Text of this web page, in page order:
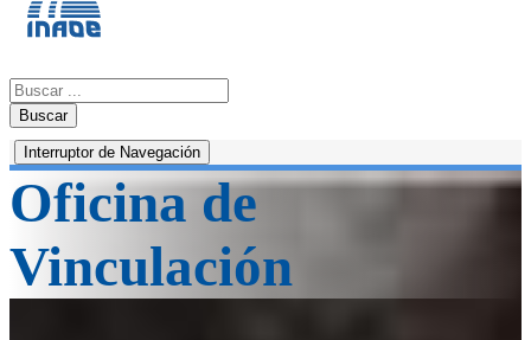
Buscar
Interruptor de Navegación
Oficina de
Vinculación